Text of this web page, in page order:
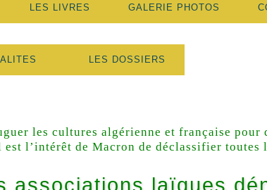
LES LIVRES GALERIE PHOTOS
LES DOSSIERS
les cultures algérienne et française pour
est l’intérêt de Macron de déclassifier
associations laïques